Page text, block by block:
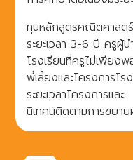
ทุนหลักสูตรคณิตศาสต
ระยะเวลา 3-6 ปี ครูผู้
โรงเรียนที่ครูไม่เพียงพ
พี่เลี้ยงและโครงการโ
ระยะเวลาโครงการและ
นิเทศน์ติดตามการขยา